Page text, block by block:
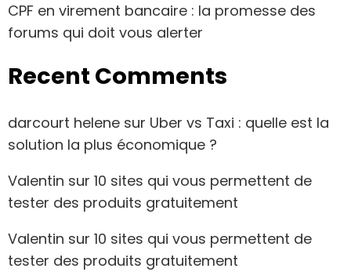
CPF en virement bancaire : la promesse des
forums qui doit vous alerter
Recent Comments
darcourt helene sur Uber vs Taxi : quelle est la
solution la plus économique ?
Valentin sur 10 sites qui vous permettent de
tester des produits gratuitement
Valentin sur 10 sites qui vous permettent de
tester des produits gratuitement